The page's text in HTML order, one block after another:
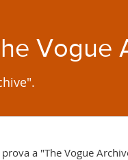
Vogue
prova a "The Vogue